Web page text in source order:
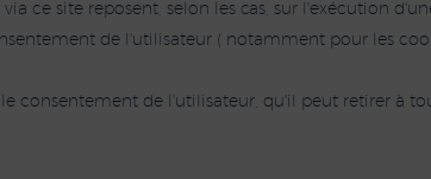
ce site reposent, selon les cas, sur l'exécution
de l'utilisateur ( notamment pour les
consentement de l'utilisateur, qu'il peut retirer à